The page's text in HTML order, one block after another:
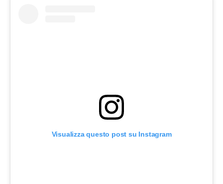
Visualizza questo post su Instagram